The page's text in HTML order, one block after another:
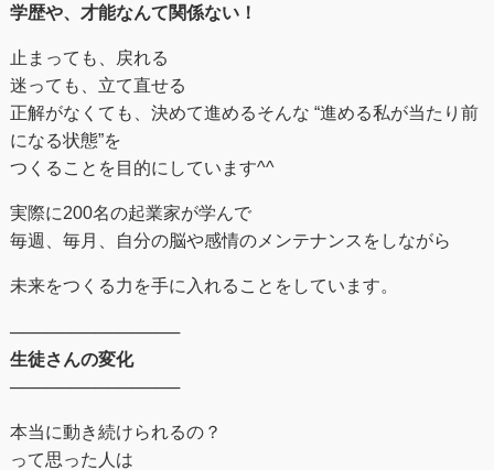
学歴や、才能なんて関係ない！
止まっても、戻れる
迷っても、立て直せる
正解がなくても、決めて進めるそんな “進める私が当たり前
になる状態”を
つくることを目的にしています^^
実際に200名の起業家が学んで
毎週、毎月、自分の脳や感情のメンテナンスをしながら
未来をつくる⼒を手に入れることをしています。
──────────────
生徒さんの変化
──────────────
本当に動き続けられるの？
って思った人は